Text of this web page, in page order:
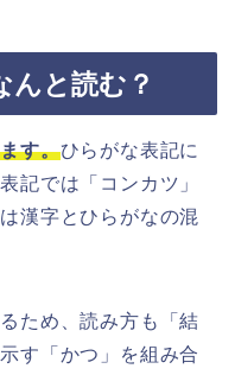
んと読む？
す。ひらがな表記に
記では「コンカツ」
漢字とひらがなの混
ため、読み方も「結
す「かつ」を組み合